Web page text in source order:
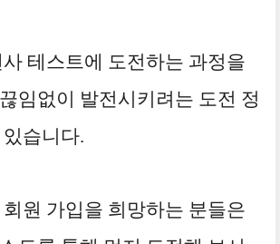
테스트에 도전하는 과정을
임없이 발전시키려는 도전 정
습니다.
원 가입을 희망하는 분들은